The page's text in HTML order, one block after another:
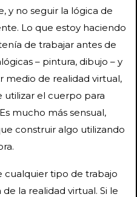
y no seguir la lógica de
Lo que estoy haciendo
de trabajar antes de
– pintura, dibujo – y
medio de realidad virtual,
utilizar el cuerpo para
mucho más sensual,
construir algo utilizando
cualquier tipo de trabajo
la realidad virtual. Si le